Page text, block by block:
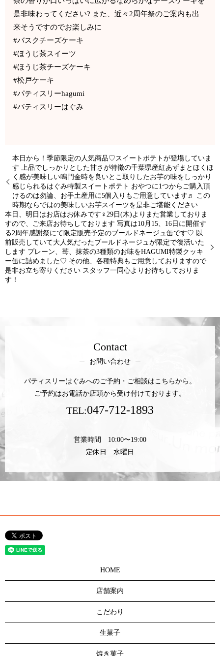
是非味わってください? また、近々2周年祭のご案内も出
来そうですのでお楽しみに
#バスクチーズケーキ
#ほうじ茶スイーツ
#ほうじ茶チーズケーキ
#松戸ケーキ
#パティスリーhagumi
#パティスリーはぐみ
本日から！季節限定の人気商品♡スイートポテトが登場していま
す 上品でしっかりとした甘さが特徴の千葉県産紅あずまとほくほ
く感が美味しい鳴門金時を良いとこ取りしたお芋の味をしっかり
感じられるはぐみ特製スイートポテト おやつに1つからご購入頂
けるのは勿論、お手土産用に5個入りもご用意しています♬ この
時期ならではの美味しいお芋スイーツを是非ご堪能ください
本日、明日はお店はお休みです‍♀️29日(木)よりまた営業しておりま
すので、ご来店お待ちしております 写真は10月15、16日に開催す
る2周年感謝祭にて限定販売予定のブールドネージュ缶です♡ 以
前販売していて大人気だったブールドネージュが限定で復活いた
します プレーン、苺、抹茶の3種類のお味をHAGUMI特製クッキ
ー缶に詰めました♡ その他、各種特典もご用意しておりますので
是非お立ち寄りください スタッフ一同心よりお待ちしておりま
す！
Contact
お問い合わせ
パティスリーはぐみへのご予約・ご相談はこちらから。
ご予約はお電話か店頭から受け付けております。
TEL:047-712-1893
営業時間 10:00〜19:00
定休日 水曜日
HOME
店舗案内
こだわり
生菓子
焼き菓子